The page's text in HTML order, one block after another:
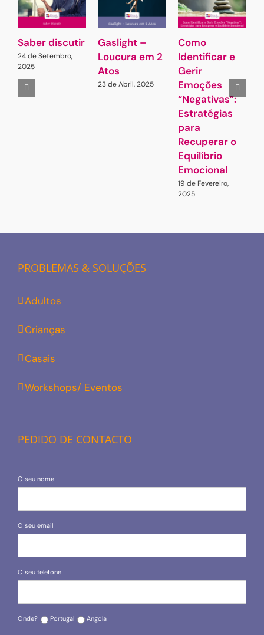
Saber discutir
24 de Setembro,
2025
Gaslight –
Loucura em 2
Atos
23 de Abril, 2025
Como
Identificar e
Gerir
Emoções
“Negativas”:
Estratégias
para
Recuperar o
Equilíbrio
Emocional
19 de Fevereiro,
2025
PROBLEMAS & SOLUÇÕES
Adultos
Crianças
Casais
Workshops/ Eventos
PEDIDO DE CONTACTO
O seu nome
O seu email
O seu telefone
Onde? Portugal Angola